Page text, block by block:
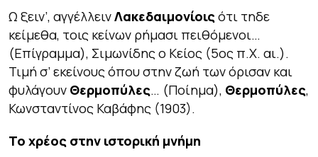
Ω ξειν’, αγγέλλεινΛακεδαιμονίοις ότι τηδε
κείμεθα, τοις κείνων ρήμασι πειθόμενοι…
(Επίγραμμα), Σιμωνίδης ο Κείος (5ος π.Χ. αι.).
Τιμή σ’ εκείνους όπου στην ζωή των όρισαν και
φυλάγουν Θερμοπύλες… (Ποίημα), Θερμοπύλες,
Κωνσταντίνος Καβάφης (1903).
Το χρέος στην ιστορική μνήμη